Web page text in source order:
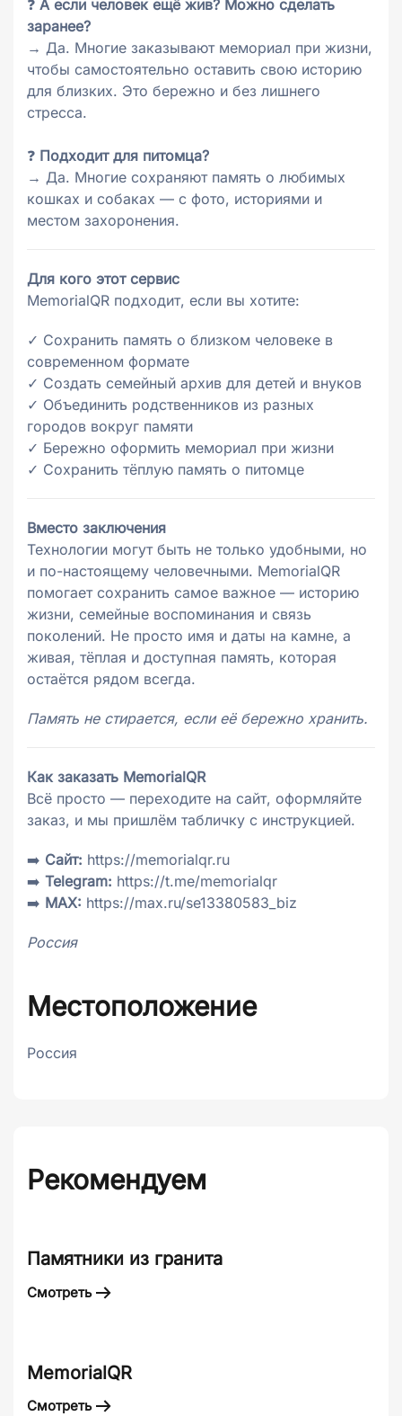
❓ А если человек ещё жив? Можно сделать
заранее?
→ Да. Многие заказывают мемориал при жизни,
чтобы самостоятельно оставить свою историю
для близких. Это бережно и без лишнего
стресса.
❓ Подходит для питомца?
→ Да. Многие сохраняют память о любимых
кошках и собаках — с фото, историями и
местом захоронения.
Для кого этот сервис
MemorialQR подходит, если вы хотите:
✓ Сохранить память о близком человеке в
современном формате
✓ Создать семейный архив для детей и внуков
✓ Объединить родственников из разных
городов вокруг памяти
✓ Бережно оформить мемориал при жизни
✓ Сохранить тёплую память о питомце
Вместо заключения
Технологии могут быть не только удобными, но
и по-настоящему человечными. MemorialQR
помогает сохранить самое важное — историю
жизни, семейные воспоминания и связь
поколений. Не просто имя и даты на камне, а
живая, тёплая и доступная память, которая
остаётся рядом всегда.
Память не стирается, если её бережно хранить.
Как заказать MemorialQR
Всё просто — переходите на сайт, оформляйте
заказ, и мы пришлём табличку с инструкцией.
➡️ Сайт: https://memorialqr.ru
➡️ Telegram: https://t.me/memorialqr
➡️ MAX: https://max.ru/se13380583_biz
Россия
Местоположение
Россия
Рекомендуем
Памятники из гранита
Смотреть
MemorialQR
Смотреть